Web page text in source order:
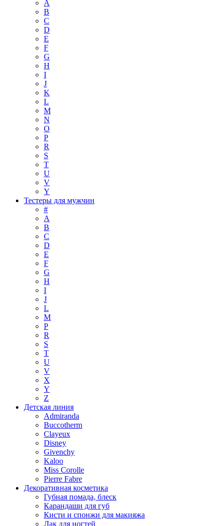
A
B
C
D
E
F
G
H
I
J
K
L
M
N
O
P
R
S
T
U
V
Y
Тестеры для мужчин
#
A
B
C
D
E
F
G
H
I
J
L
M
P
R
S
T
U
V
X
Y
Z
Детская линия
Admiranda
Buccotherm
Clayeux
Disney
Givenchy
Kaloo
Miss Corolle
Pierre Fabre
Декоративная косметика
Губная помада, блеск
Карандаши для губ
Кисти и спонжи для макияжа
Лак для ногтей